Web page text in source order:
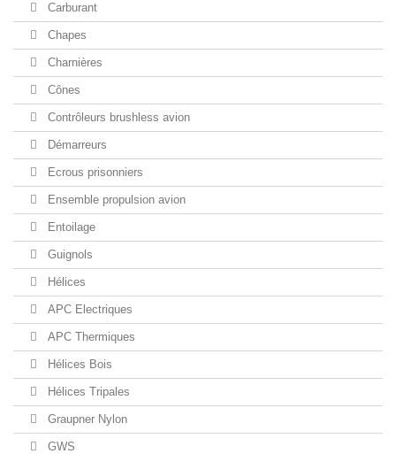
Carburant
Chapes
Charnières
Cônes
Contrôleurs brushless avion
Démarreurs
Ecrous prisonniers
Ensemble propulsion avion
Entoilage
Guignols
Hélices
APC Electriques
APC Thermiques
Hélices Bois
Hélices Tripales
Graupner Nylon
GWS